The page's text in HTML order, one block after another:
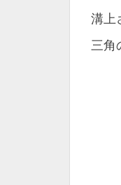
溝上
三角